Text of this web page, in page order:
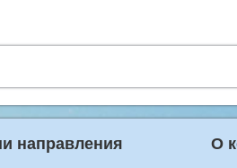
направления О